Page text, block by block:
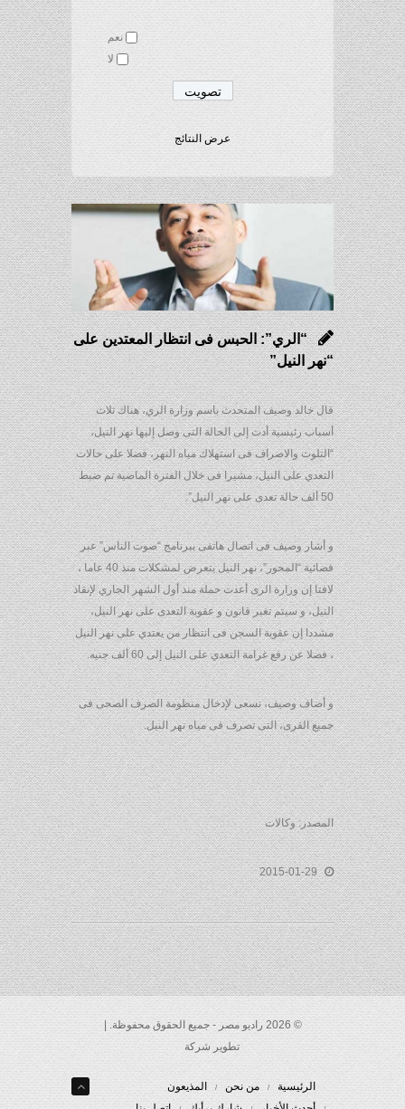
نعم
لا
عرض النتائج
“الري”: الحبس فى انتظار المعتدين على
“نهر النيل”
قال خالد وصيف المتحدث باسم وزارة الري، هناك ثلاث
أسباب رئيسية أدت إلى الحالة التى وصل إليها نهر النيل،
“التلوث والاصراف فى استهلاك مياه النهر، فضلا على حالات
التعدي على النيل، مشيرا فى خلال الفترة الماضية تم ضبط
50 ألف حالة تعدى على نهر النيل”.
و أشار وصيف فى اتصال هاتفى ببرنامج “صوت الناس” عبر
فضائية “المحور”، نهر النيل يتعرض لمشكلات منذ 40 عاما ،
لافتا إن وزارة الرى أعدت حملة منذ أول الشهر الجاري لإنقاذ
النيل، و سيتم تغير قانون و عقوبة التعدى على نهر النيل،
مشددا إن عقوبة السجن فى انتظار من يعتدي على نهر النيل
، فضلا عن رفع غرامة التعدي على النيل إلى 60 ألف جنيه.
و أضاف وصيف، نسعى لإدخال منظومة الصرف الصحى فى
جميع القرى، التى تصرف فى مياه نهر النيل.
المصدر: وكالات
2015-01-29
© 2026 راديو مصر - جميع الحقوق محفوظة. |
تطوير شركة
الرئيسية من نحن
المذيعون